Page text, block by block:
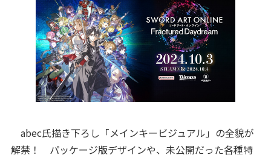
abec氏描き下ろし「メインキービジュアル」の全貌が
解禁！ パッケージ版デザインや、未公開だった各種特